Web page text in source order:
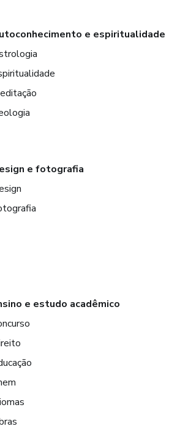
e espiritualidade
e fotografia
e estudo acadêmico